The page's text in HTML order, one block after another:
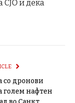
СЈО и дека
со дронови
голем нафтен